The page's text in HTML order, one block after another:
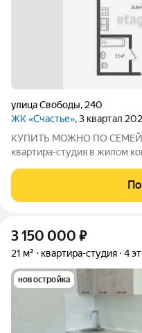
улица Свободы, 240
ЖК «Счастье», 3 квартал
КУПИТЬ МОЖНО ПО
квартира-студия в жилом
современном формате.
оригинальное и
3 150 000 ₽
21 м² квартира-студия 4
новостройка